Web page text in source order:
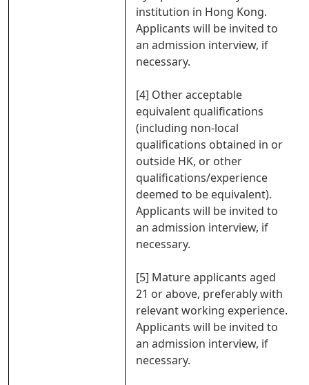
institution in Hong Kong.
Applicants will be invited to
an admission interview, if
necessary.
[4] Other acceptable
equivalent qualifications
(including non-local
qualifications obtained in or
outside HK, or other
qualifications/experience
deemed to be equivalent).
Applicants will be invited to
an admission interview, if
necessary.
[5] Mature applicants aged
21 or above, preferably with
relevant working experience.
Applicants will be invited to
an admission interview, if
necessary.